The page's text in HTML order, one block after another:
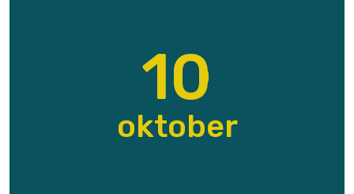
10
oktober